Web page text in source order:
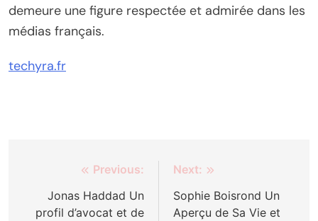
demeure une figure respectée et admirée dans les
médias français.
techyra.fr
navigation
Previous:
Jonas Haddad Un
profil d’avocat et de
Next:
Sophie Boisrond Un
Aperçu de Sa Vie et